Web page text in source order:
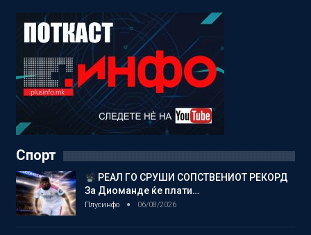
Спорт
РЕАЛ ГО СРУШИ СОПСТВЕНИОТ РЕКОРД
За Диоманде ќе плати…
Плусинфо 06/08/2026